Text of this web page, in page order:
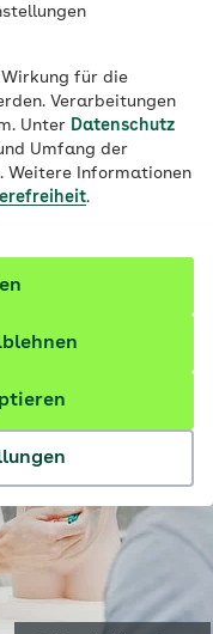
für die
Verarbeitungen
Unter Datenschutz
Umfang der
Weitere Informationen
.
einem
Urologin
Andrologie